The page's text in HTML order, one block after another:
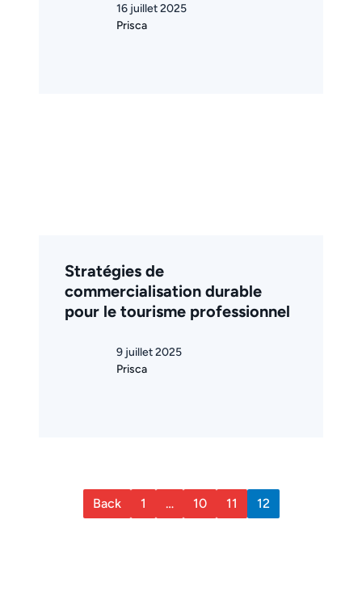
16 juillet 2025
Prisca
Stratégies de
commercialisation durable
pour le tourisme professionnel
9 juillet 2025
Prisca
Back 1 … 10 11 12